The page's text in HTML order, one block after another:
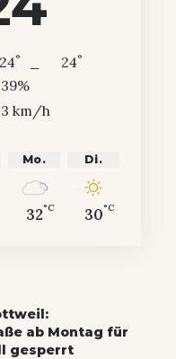
24° 24°
39%
3 km/h
Mo.
32°C
Di.
30°C
ab Montag für
gesperrt